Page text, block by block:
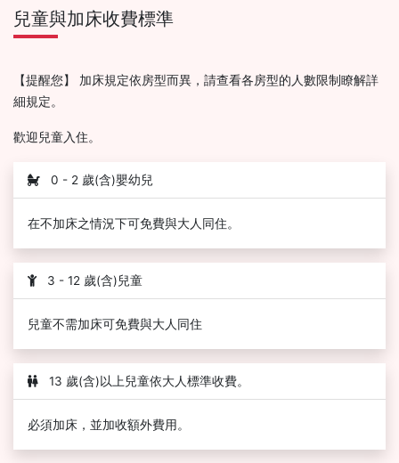
兒童與加床收費標準
【提醒您】 加床規定依房型而異，請查看各房型的人數限制瞭解詳
細規定。
歡迎兒童入住。
0 - 2 歲(含)嬰幼兒
在不加床之情況下可免費與大人同住。
3 - 12 歲(含)兒童
兒童不需加床可免費與大人同住
13 歲(含)以上兒童依大人標準收費。
必須加床，並加收額外費用。